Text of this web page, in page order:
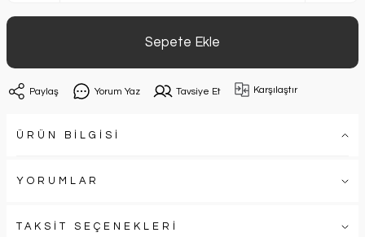
Sepete Ekle
Paylaş Yorum Yaz Tavsiye Et Karşılaştır
ÜRÜN BİLGİSİ
YORUMLAR
TAKSİT SEÇENEKLERİ